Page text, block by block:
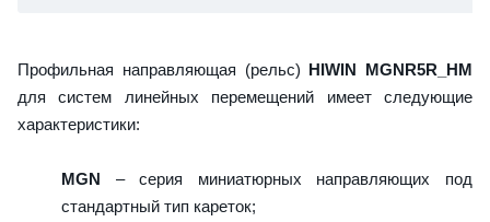
Профильная направляющая (рельс) HIWIN MGNR5R_HM
для систем линейных перемещений имеет следующие
характеристики:
MGN – серия миниатюрных направляющих под
стандартный тип кареток;